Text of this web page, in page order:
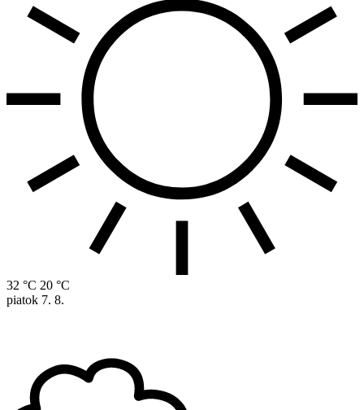
32 °C 20 °C
piatok 7. 8.